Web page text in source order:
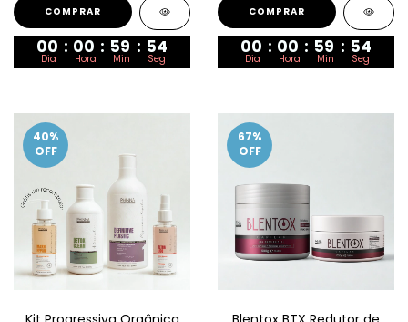
00 : 00 : 59 : 53
Dia Hora Min Seg
00 : 00 : 59 : 53
Dia Hora Min Seg
40%
OFF
67%
OFF